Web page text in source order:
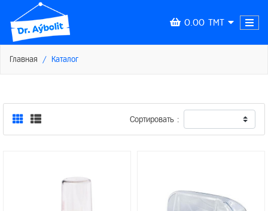
0.00 TMT
Главная Каталог
Сортировать :